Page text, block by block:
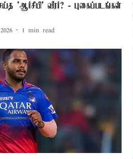
’ஆர்சிபி’ வீரர்? - புகைப்படங்கள்
1 min read